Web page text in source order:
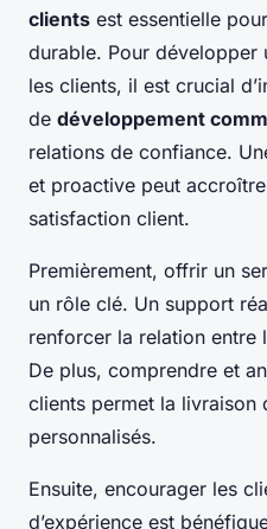
clients est essentielle
durable. Pour développer
les clients, il est crucial
de développement
relations de confiance.
et proactive peut
satisfaction client.
Premièrement, offrir un
un rôle clé. Un support
renforcer la relation entre
De plus, comprendre et
clients permet la livraison
personnalisés.
Ensuite, encourager les
d’expérience est